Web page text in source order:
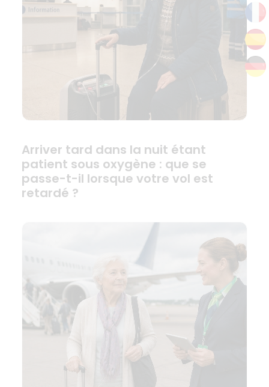
Arriver tard dans la nuit étant
patient sous oxygène : que se
passe-t-il lorsque votre vol est
retardé ?